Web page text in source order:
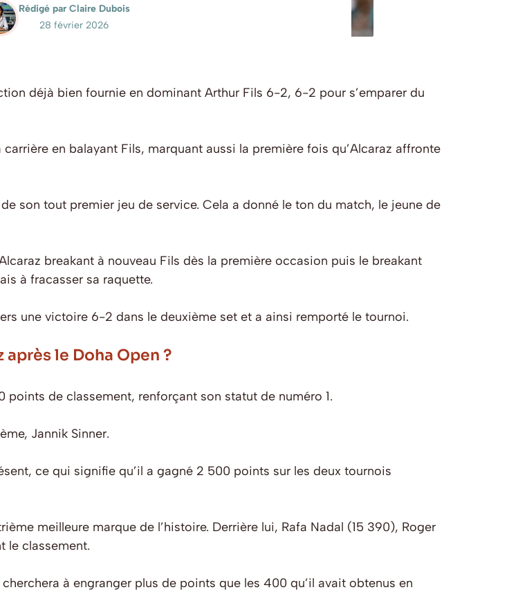
Rédigé par Claire Dubois
28 février 2026
déjà bien fournie en dominant Arthur Fils 6-2, 6-2 pour s’emparer du
en balayant Fils, marquant aussi la première fois qu’Alcaraz affronte
son tout premier jeu de service. Cela a donné le ton du match, le jeune de
breakant à nouveau Fils dès la première occasion puis le breakant
à fracasser sa raquette.
une victoire 6-2 dans le deuxième set et a ainsi remporté le tournoi.
le Doha Open ?
de classement, renforçant son statut de numéro 1.
Jannik Sinner.
ce qui signifie qu’il a gagné 2 500 points sur les deux tournois
meilleure marque de l’histoire. Derrière lui, Rafa Nadal (15 390), Roger
le classement.
à engranger plus de points que les 400 qu’il avait obtenus en